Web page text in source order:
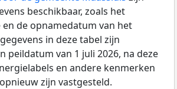
beschikbaar, zoals het
de opnamedatum van het
in deze tabel zijn
peildatum van 1 juli 2026, na deze
en andere kenmerken
zijn vastgesteld.